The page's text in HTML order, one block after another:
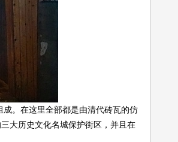
。在这里全部都是由清代砖瓦的仿
大历史文化名城保护街区，并且在